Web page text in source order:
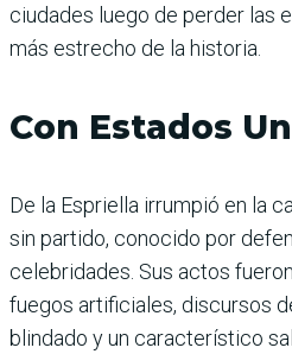
ciudades luego de perder las
más estrecho de la historia.
Con Estados
De la Espriella irrumpió en la
sin partido, conocido por
celebridades. Sus actos
fuegos artificiales, discursos
blindado y un característico